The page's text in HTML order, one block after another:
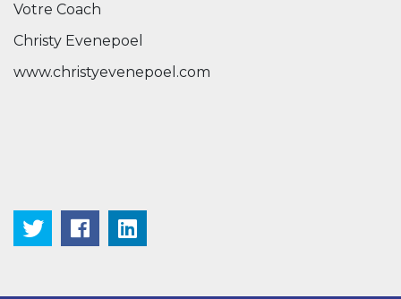
Votre Coach
Christy Evenepoel
www.christyevenepoel.com